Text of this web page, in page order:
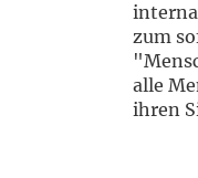
zum
alle
ihren